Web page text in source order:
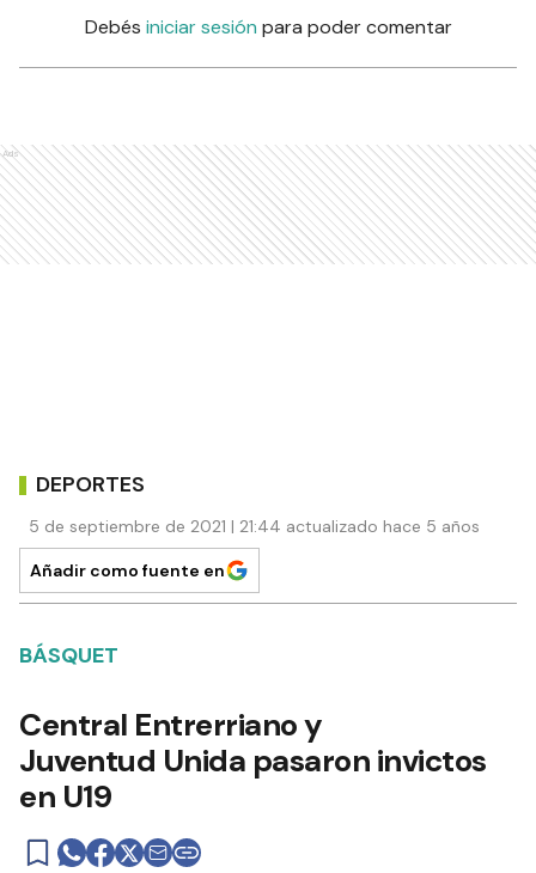
Debés iniciar sesión para poder comentar
Ads
DEPORTES
5 de septiembre de 2021 | 21:44 actualizado hace 5 años
Añadir como fuente en
BÁSQUET
Central Entrerriano y
Juventud Unida pasaron invictos
en U19